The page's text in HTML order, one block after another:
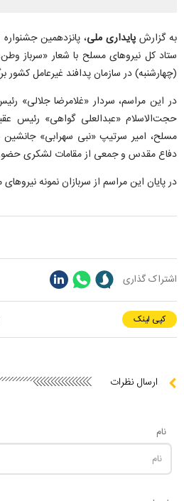
به گزارشپایداری ملی، پانزدهمین
ستاد کل نیرو‌های مسلح با شعار «سرباز
(چهارشنبه) در سازمان پدافند غیرعامل کشور
در این مراسم، سردار «غلامرضا جلالی»
حجت‌الاسلام «عبدالعلی گواهی» رئیس
مسلح، امیر سرتیپ «نبی سهرابی»
دفاع مقدس و جمعی از مقامات لشکری
در پایان این مراسم از سربازان نمونه
اشتراک گذاری
کپی لینک
ارسال نظرات
نام